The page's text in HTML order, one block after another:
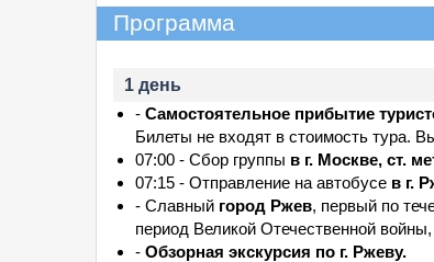
Программа
1 день
- Самостоятельное прибытие
Билеты не входят в стоимость тура.
07:00 - Сбор группы в г. Москве, ст.
07:15 - Отправление на автобусе в г.
- Славный город Ржев, первый по
период Великой Отечественной
- Обзорная экскурсия по г. Ржеву.